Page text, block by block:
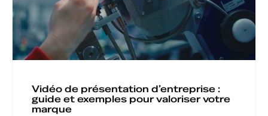
Vidéo de présentation d’entreprise :
guide et exemples pour valoriser votre
marque